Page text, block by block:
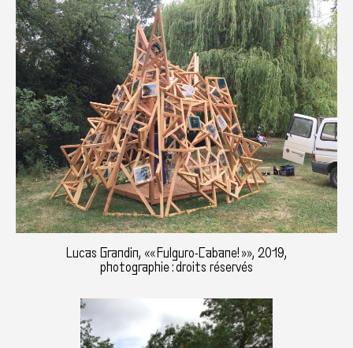
Lucas Grandin, «« Fulguro-Cabane! »», 2019,
photographie : droits réservés